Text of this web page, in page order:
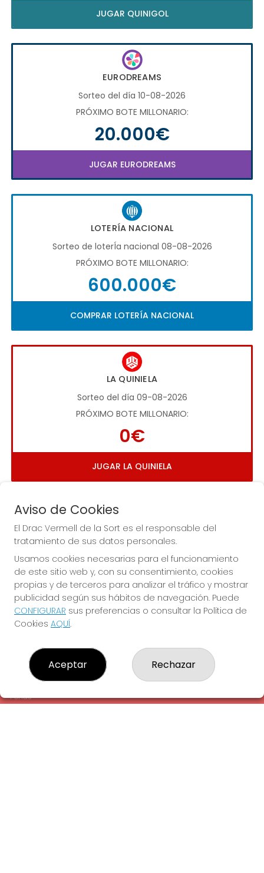
JUGAR QUINIGOL
EURODREAMS
Sorteo del día 10-08-2026
PRÓXIMO BOTE MILLONARIO:
20.000€
JUGAR EURODREAMS
LOTERÍA NACIONAL
Sorteo de loterÍa nacional 08-08-2026
PRÓXIMO BOTE MILLONARIO:
600.000€
COMPRAR LOTERÍA NACIONAL
LA QUINIELA
Sorteo del día 09-08-2026
PRÓXIMO BOTE MILLONARIO:
0€
JUGAR LA QUINIELA
Imagen anterior
EL DRAC VERMELL DE LA SORT
¿Quiénes somos?
Comprar lotería
Contacto
Empresas
Peñas
Aviso de Cookies
El Drac Vermell de la Sort es el responsable del
tratamiento de sus datos personales.
Usamos cookies necesarias para el funcionamiento
de este sitio web y, con su consentimiento, cookies
propias y de terceros para analizar el tráfico y mostrar
publicidad según sus hábitos de navegación. Puede
CONFIGURAR sus preferencias o consultar la Política de
Cookies AQUÍ.
Aceptar Rechazar